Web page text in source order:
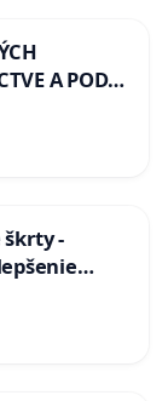
A POD
& žiadosť
a
škrty -